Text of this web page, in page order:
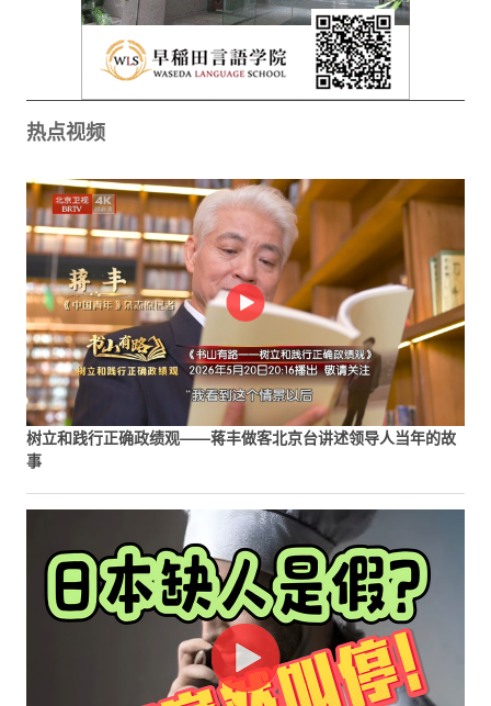
热点视频
树立和践行正确政绩观——蒋丰做客北京台讲述领导人当年的故
事